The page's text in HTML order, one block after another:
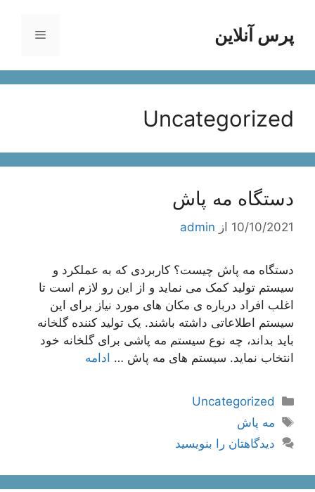
محتواپرس آنلاین فهرست
Uncategorized
دستگاه مه پاش
10/10/2021 از admin
دستگاه مه پاش چیست؟ کاربردی که به عملکرد و
سیستم تولید کمک می نماید و از این رو لازم است تا
اغلب افراد درباره ی مکان های مورد نیاز برای این
سیستم اطلاعاتی داشته باشند. یک تولید کننده گلخانه
باید بداند، چه نوع سیستم مه پاشی برای گلخانه خود
انتخاب نماید. سیستم های مه پاش … ادامه
دسته‌ها
Uncategorized
برچسب‌ها
مه پاش
دیدگاهتان را بنویسید